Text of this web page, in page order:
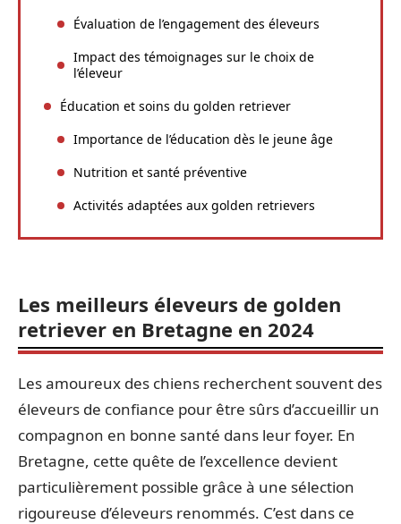
Évaluation de l’engagement des éleveurs
Impact des témoignages sur le choix de
l’éleveur
Éducation et soins du golden retriever
Importance de l’éducation dès le jeune âge
Nutrition et santé préventive
Activités adaptées aux golden retrievers
Les meilleurs éleveurs de golden
retriever en Bretagne en 2024
Les amoureux des chiens recherchent souvent des
éleveurs de confiance pour être sûrs d’accueillir un
compagnon en bonne santé dans leur foyer. En
Bretagne, cette quête de l’excellence devient
particulièrement possible grâce à une sélection
rigoureuse d’éleveurs renommés. C’est dans ce